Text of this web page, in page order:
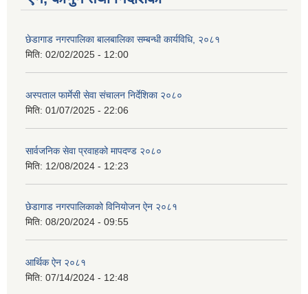
छेडागाड नगरपालिका बालबालिका सम्बन्धी कार्यविधि, २०८१
मिति: 02/02/2025 - 12:00
अस्पताल फार्मेसी सेवा संचालन निर्देशिका २०८०
मिति: 01/07/2025 - 22:06
सार्वजनिक सेवा प्रवाहको मापदण्ड २०८०
मिति: 12/08/2024 - 12:23
छेडागाड नगरपालिकाको विनियोजन ऐन २०८१
मिति: 08/20/2024 - 09:55
आर्थिक ऐन २०८१
मिति: 07/14/2024 - 12:48